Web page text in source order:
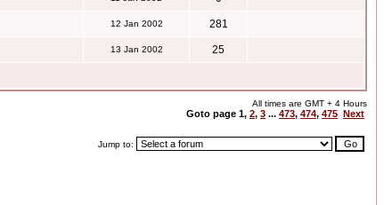
12 Jan 2002 281
13 Jan 2002 25
All times are GMT + 4 Hours
Goto page 1, 2, 3 ... 473, 474, 475 Next
Jump to: